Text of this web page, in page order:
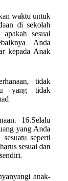
waktu untuk
di sekolah
sesuai
Anda
kepada Anak
tidak
yang tidak
16.Selalu
yang Anda
seperti
sesuai dan
anak­-